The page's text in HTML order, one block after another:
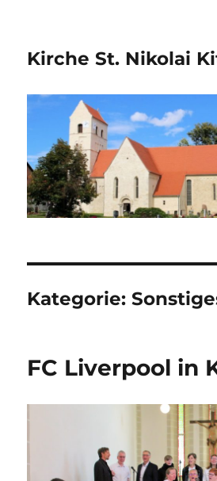
Kirche St. Nikolai
Kategorie:
FC Liverpool in